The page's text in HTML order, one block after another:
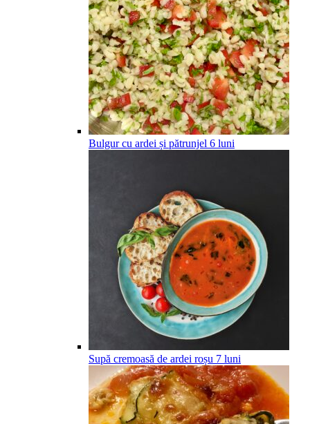
Bulgur cu ardei și pătrunjel 6 luni
Supă cremoasă de ardei roșu 7 luni